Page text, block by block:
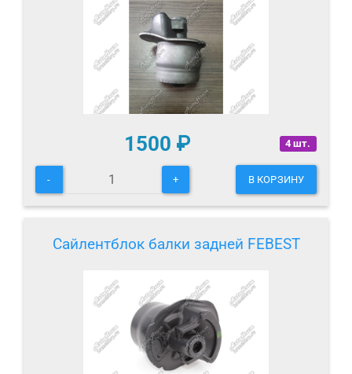
4 шт.
1500 ₽
- + В КОРЗИНУ
Сайлентблок балки задней FEBEST